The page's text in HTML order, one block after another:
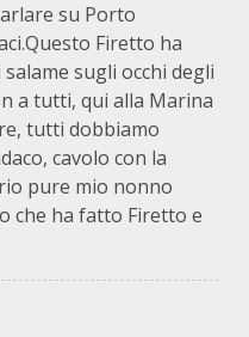
su Porto
Firetto ha
sugli occhi degli
a tutti, qui alla Marina
tutti dobbiamo
cavolo con la
pure mio nonno
che ha fatto Firetto e